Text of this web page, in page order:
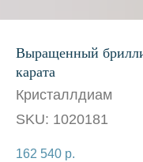
Выращенный
карата
Кристаллдиам
SKU: 1020181
162 540 р.